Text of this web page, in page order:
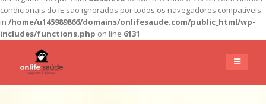
condicionais do IE são ignorados por todos os navegadores compatíveis.
in /home/u145989866/domains/onlifesaude.com/public_html/wp-
includes/functions.php on line 6131